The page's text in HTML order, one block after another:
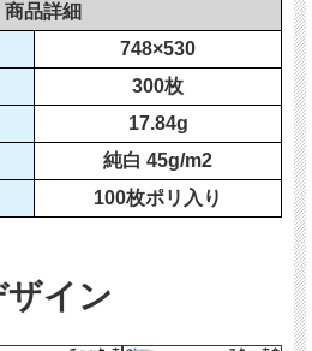
商品詳細
748×530
300枚
17.84g
純白 45g/m2
100枚ポリ入り
ザイン